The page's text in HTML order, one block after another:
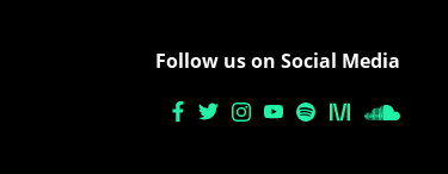
Follow us on Social Media